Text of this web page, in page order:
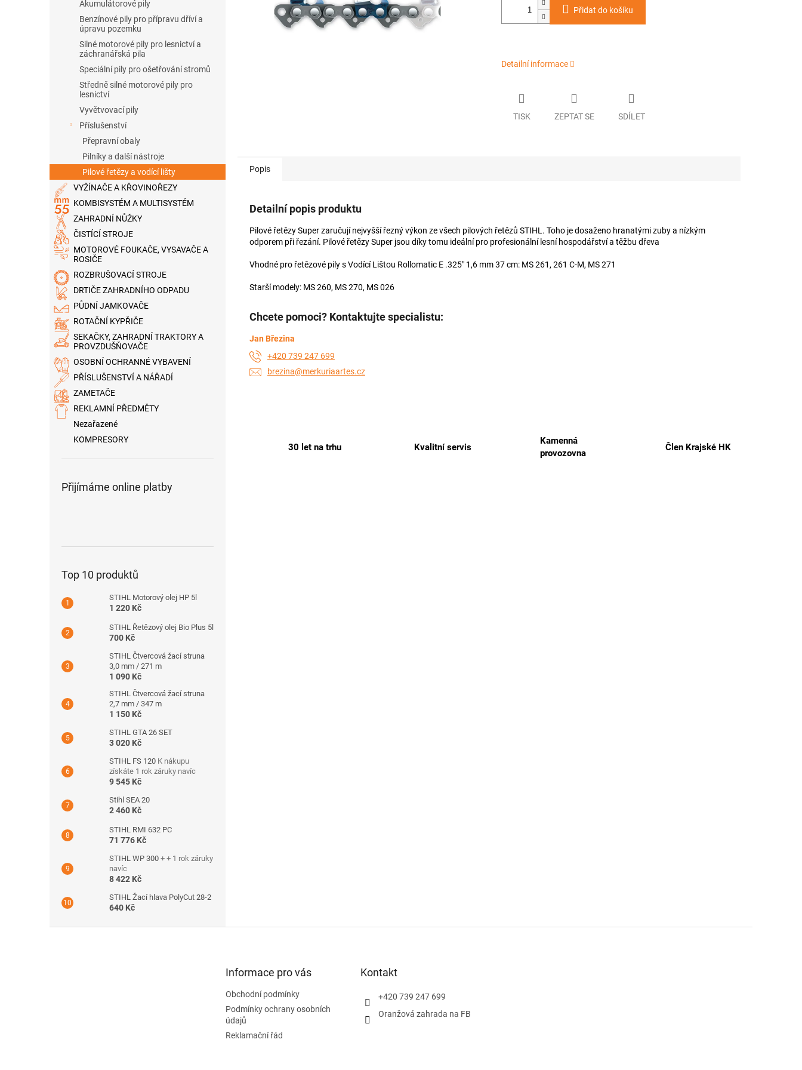
Akumulátorové pily
Benzínové pily pro přípravu dříví a
úpravu pozemku
Silné motorové pily pro lesnictví a
záchranářská pila
Speciální pily pro ošetřování stromů
Středně silné motorové pily pro
lesnictví
Vyvětvovací pily
Příslušenství
Přepravní obaly
Pilníky a další nástroje
Pilové řetězy a vodící lišty
VYŽÍNAČE A KŘOVINOŘEZY
KOMBISYSTÉM A MULTISYSTÉM
ZAHRADNÍ NŮŽKY
ČISTÍCÍ STROJE
MOTOROVÉ FOUKAČE, VYSAVAČE A
ROSIČE
ROZBRUŠOVACÍ STROJE
DRTIČE ZAHRADNÍHO ODPADU
PŮDNÍ JAMKOVAČE
ROTAČNÍ KYPŘIČE
SEKAČKY, ZAHRADNÍ TRAKTORY A
PROVZDUŠŇOVAČE
OSOBNÍ OCHRANNÉ VYBAVENÍ
PŘÍSLUŠENSTVÍ A NÁŘADÍ
ZAMETAČE
REKLAMNÍ PŘEDMĚTY
Nezařazené
KOMPRESORY
Přijímáme online platby
Top 10 produktů
STIHL Motorový olej HP 5l
1 220 Kč
STIHL Řetězový olej Bio Plus 5l
700 Kč
STIHL Čtvercová žací struna
3,0 mm / 271 m
1 090 Kč
STIHL Čtvercová žací struna
2,7 mm / 347 m
1 150 Kč
STIHL GTA 26 SET
3 020 Kč
STIHL FS 120 K nákupu
získáte 1 rok záruky navíc
9 545 Kč
Stihl SEA 20
2 460 Kč
STIHL RMI 632 PC
71 776 Kč
STIHL WP 300 + + 1 rok záruky
navíc
8 422 Kč
STIHL Žací hlava PolyCut 28-2
640 Kč
Přidat do košíku
Detailní informace
TISK ZEPTAT SE SDÍLET
30 let na trhu Kvalitní servis
Kamenná
provozovna
Člen Krajské HK
Popis
Detailní popis produktu
Pilové řetězy Super zaručují nejvyšší řezný výkon ze všech pilových řetězů STIHL. Toho je dosaženo hranatými zuby a nízkým
odporem při řezání. Pilové řetězy Super jsou díky tomu ideální pro profesionální lesní hospodářství a těžbu dřeva
Vhodné pro řetězové pily s Vodící Lištou Rollomatic E .325" 1,6 mm 37 cm: MS 261, 261 C-M, MS 271
Starší modely: MS 260, MS 270, MS 026
Chcete pomoci? Kontaktujte specialistu:
Jan Březina
+420 739 247 699
brezina@merkuriaartes.cz
Informace pro vás
Obchodní podmínky
Podmínky ochrany osobních
údajů
Reklamační řád
Kontakt
+420 739 247 699
Oranžová zahrada na FB